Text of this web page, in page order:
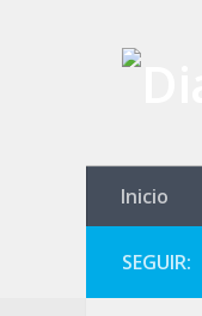
Inicio
SEGUIR: